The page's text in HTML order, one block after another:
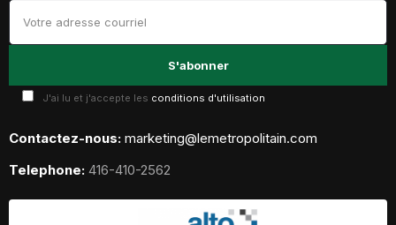
J'ai lu et j'accepte les conditions d'utilisation
Contactez-nous: marketing@lemetropolitain.com
Telephone: 416-410-2562